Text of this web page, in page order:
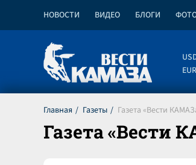
НОВОСТИ ВИДЕО БЛОГИ
EUR
Главная Газеты Газета «Вести
Газета «Вести